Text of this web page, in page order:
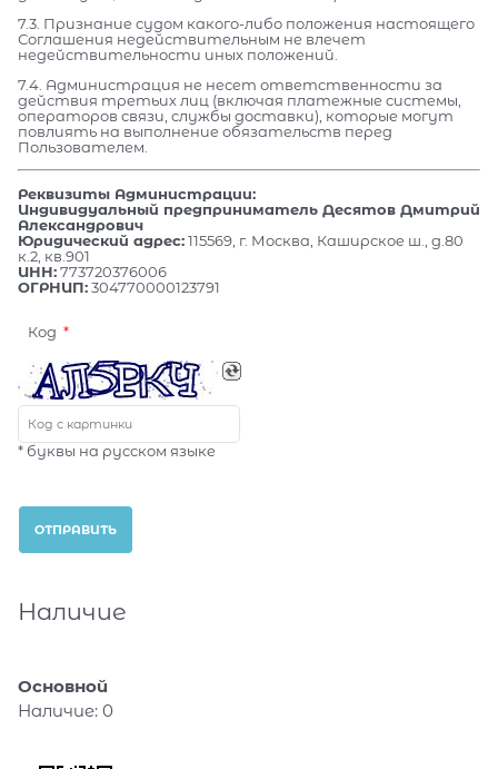
7.3. Признание судом какого-либо положения настоящего
Соглашения недействительным не влечет
недействительности иных положений.
7.4. Администрация не несет ответственности за
действия третьих лиц (включая платежные системы,
операторов связи, службы доставки), которые могут
повлиять на выполнение обязательств перед
Пользователем.
Реквизиты Администрации:
Индивидуальный предприниматель Десятов Дмитрий
Александрович
Юридический адрес:115569, г. Москва, Каширское ш., д.80
к.2, кв.901
ИНН:773720376006
ОГРНИП:304770000123791
Код
* буквы на русском языке
Наличие
Основной
Наличие: 0